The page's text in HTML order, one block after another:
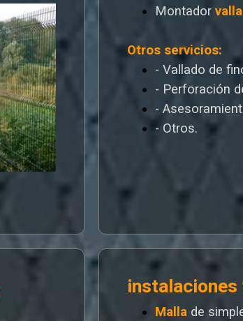
Montador
Otros servicios:
- Vallado de
- Perforación
-
- Otros.
instalaciones
Malla de